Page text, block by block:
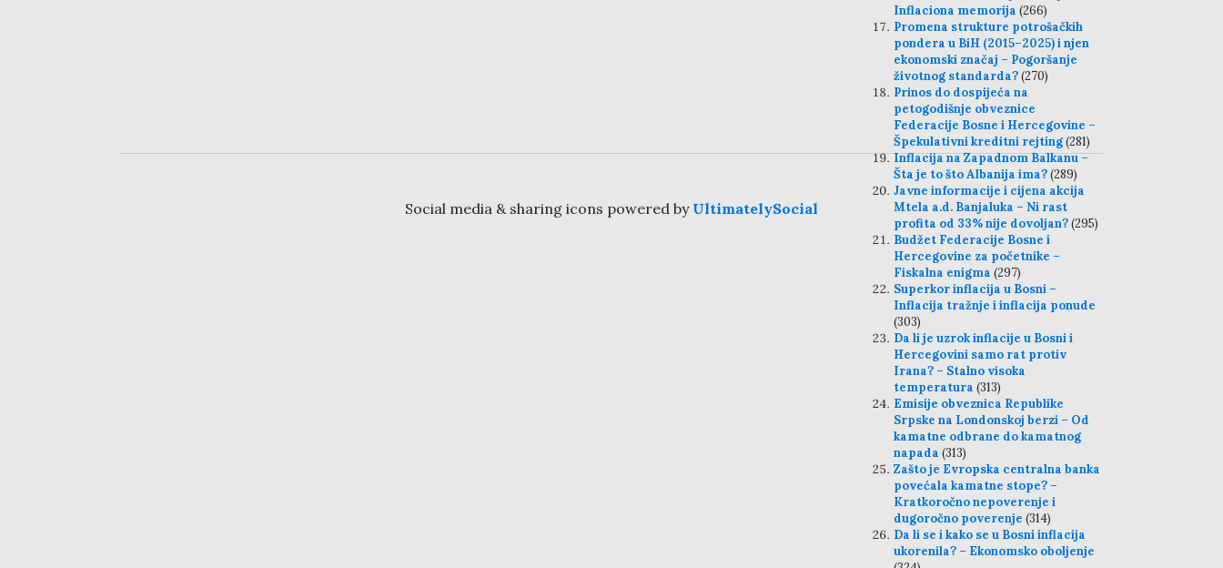
Inflaciona memorija (266)
Promena strukture potrošačkih
pondera u BiH (2015–2025) i njen
ekonomski značaj – Pogoršanje
životnog standarda?(270)
Prinos do dospijeća na
petogodišnje obveznice
Federacije Bosne i Hercegovine –
Špekulativni kreditni rejting(281)
Inflacija na Zapadnom Balkanu –
Šta je to što Albanija ima?(289)
Javne informacije i cijena akcija
Mtela a.d. Banjaluka – Ni rast
profita od 33% nije dovoljan?(295)
Budžet Federacije Bosne i
Hercegovine za početnike –
Fiskalna enigma (297)
Superkor inflacija u Bosni –
Inflacija tražnje i inflacija ponude
(303)
Da li je uzrok inflacije u Bosni i
Hercegovini samo rat protiv
Irana? – Stalno visoka
temperatura (313)
Emisije obveznica Republike
Srpske na Londonskoj berzi – Od
kamatne odbrane do kamatnog
napada (313)
Zašto je Evropska centralna banka
povećala kamatne stope? –
Kratkoročno nepoverenje i
dugoročno poverenje (314)
Da li se i kako se u Bosni inflacija
ukorenila? – Ekonomsko oboljenje
Social media & sharing icons powered by UltimatelySocial